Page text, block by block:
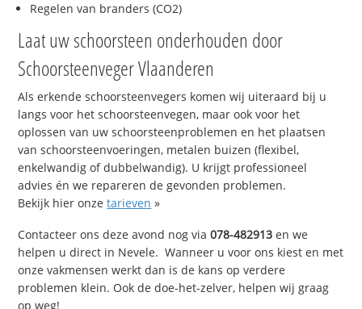
Regelen van branders (CO2)
Laat uw schoorsteen onderhouden door
Schoorsteenveger Vlaanderen
Als erkende schoorsteenvegers komen wij uiteraard bij u
langs voor het schoorsteenvegen, maar ook voor het
oplossen van uw schoorsteenproblemen en het plaatsen
van schoorsteenvoeringen, metalen buizen (flexibel,
enkelwandig of dubbelwandig). U krijgt professioneel
advies én we repareren de gevonden problemen.
Bekijk hier onzetarieven »
Contacteer ons deze avond nog via078-482913 en we
helpen u direct in Nevele. Wanneer u voor ons kiest en met
onze vakmensen werkt dan is de kans op verdere
problemen klein. Ook de doe-het-zelver, helpen wij graag
op weg!